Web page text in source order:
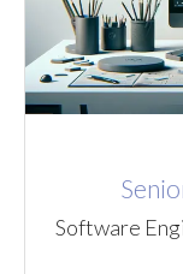
Software